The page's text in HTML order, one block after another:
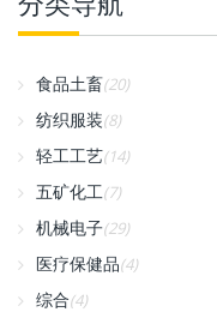
食品土畜(20)
纺织服装(8)
轻工工艺(14)
五矿化工(7)
机械电子(29)
医疗保健品(4)
综合(4)